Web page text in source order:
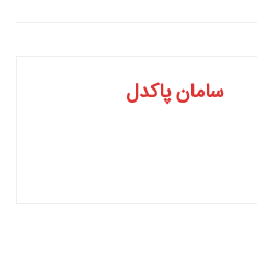
سامان پاکدل